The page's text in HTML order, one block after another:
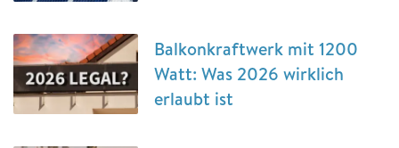
Balkonkraftwerk mit 1200
Watt: Was 2026 wirklich
erlaubt ist